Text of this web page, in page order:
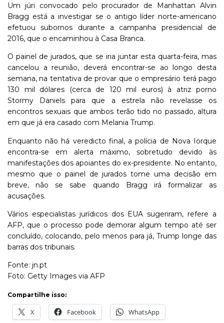
Um júri convocado pelo procurador de Manhattan Alvin
Bragg está a investigar se o antigo líder norte-americano
efetuou subornos durante a campanha presidencial de
2016, que o encaminhou à Casa Branca.
O painel de jurados, que se iria juntar esta quarta-feira, mas
cancelou a reunião, deverá encontrar-se ao longo desta
semana, na tentativa de provar que o empresário terá pago
130 mil dólares (cerca de 120 mil euros) à atriz porno
Stormy Daniels para que a estrela não revelasse os
encontros sexuais que ambos terão tido no passado, altura
em que já era casado com Melania Trump.
Enquanto não há veredicto final, a polícia de Nova Iorque
encontra-se em alerta máximo, sobretudo devido às
manifestações dos apoiantes do ex-presidente. No entanto,
mesmo que o painel de jurados tome uma decisão em
breve, não se sabe quando Bragg irá formalizar as
acusações.
Vários especialistas jurídicos dos EUA sugeriram, refere a
AFP, que o processo pode demorar algum tempo até ser
concluído, colocando, pelo menos para já, Trump longe das
barras dos tribunais.
Fonte: jn.pt
Foto: Getty Images via AFP
Compartilhe isso:
X Facebook WhatsApp